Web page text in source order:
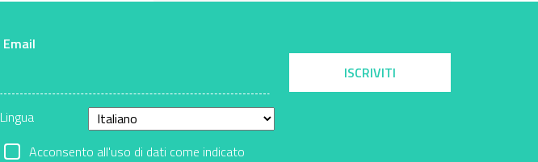
Email
Lingua
Acconsento all'uso di dati come indicato
ISCRIVITI